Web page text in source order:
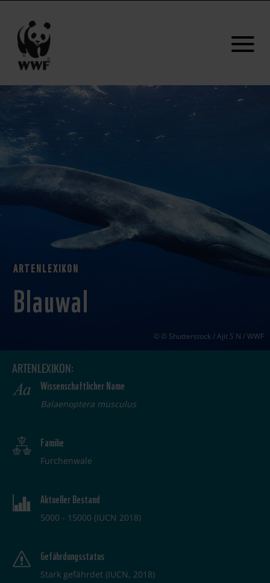
ARTENLEXIKON
Blauwal
© Shutterstock / Ajit S N / WWF
ARTENLEXIKON:
Wissenschaftlicher Name
Balaenoptera musculus
Familie
Furchenwale
Aktueller Bestand
5000 - 15000 (IUCN 2018)
Gefährdungsstatus
Stark gefährdet (IUCN, 2018)